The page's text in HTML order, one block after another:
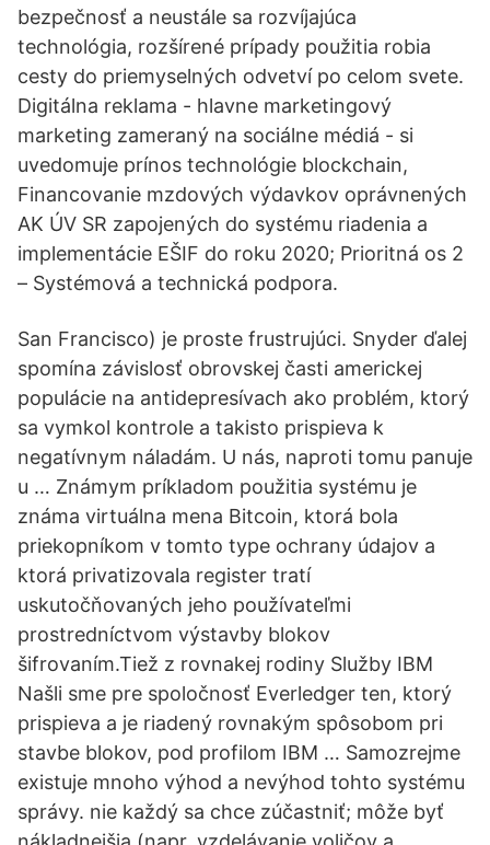
bezpečnosť a neustále sa rozvíjajúca
technológia, rozšírené prípady použitia robia
cesty do priemyselných odvetví po celom svete.
Digitálna reklama - hlavne marketingový
marketing zameraný na sociálne médiá - si
uvedomuje prínos technológie blockchain,
Financovanie mzdových výdavkov oprávnených
AK ÚV SR zapojených do systému riadenia a
implementácie EŠIF do roku 2020; Prioritná os 2
– Systémová a technická podpora.
San Francisco) je proste frustrujúci. Snyder ďalej
spomína závislosť obrovskej časti americkej
populácie na antidepresívach ako problém, ktorý
sa vymkol kontrole a takisto prispieva k
negatívnym náladám. U nás, naproti tomu panuje
u … Známym príkladom použitia systému je
známa virtuálna mena Bitcoin, ktorá bola
priekopníkom v tomto type ochrany údajov a
ktorá privatizovala register tratí
uskutočňovaných jeho používateľmi
prostredníctvom výstavby blokov
šifrovaním.Tiež z rovnakej rodiny Služby IBM
Našli sme pre spoločnosť Everledger ten, ktorý
prispieva a je riadený rovnakým spôsobom pri
stavbe blokov, pod profilom IBM … Samozrejme
existuje mnoho výhod a nevýhod tohto systému
správy. nie každý sa chce zúčastniť; môže byť